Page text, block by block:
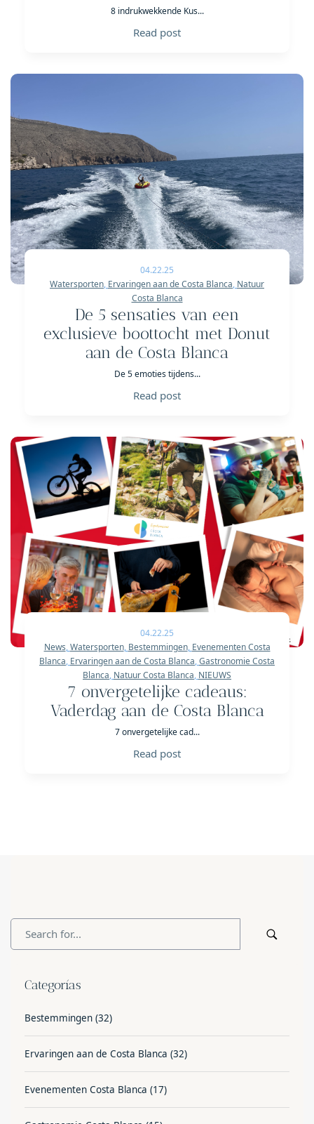
8 indrukwekkende Kus...
Read post
04.22.25
Watersporten, Ervaringen aan de Costa Blanca, Natuur
Costa Blanca
De 5 sensaties van een
exclusieve boottocht met Donut
aan de Costa Blanca
De 5 emoties tijdens...
Read post
04.22.25
News,Watersporten, Bestemmingen, Evenementen Costa
Blanca, Ervaringen aan de Costa Blanca,Gastronomie Costa
Blanca, Natuur Costa Blanca, NIEUWS
7 onvergetelijke cadeaus:
Vaderdag aan de Costa Blanca
7 onvergetelijke cad...
Read post
Categorías
Bestemmingen (32)
Ervaringen aan de Costa Blanca (32)
Evenementen Costa Blanca (17)